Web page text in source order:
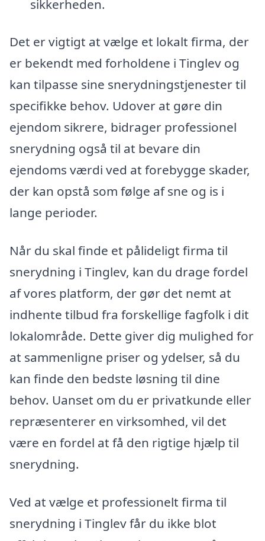
sikkerheden.
Det er vigtigt at vælge et lokalt firma, der
er bekendt med forholdene i Tinglev og
kan tilpasse sine snerydningstjenester til
specifikke behov. Udover at gøre din
ejendom sikrere, bidrager professionel
snerydning også til at bevare din
ejendoms værdi ved at forebygge skader,
der kan opstå som følge af sne og is i
lange perioder.
Når du skal finde et pålideligt firma til
snerydning i Tinglev, kan du drage fordel
af vores platform, der gør det nemt at
indhente tilbud fra forskellige fagfolk i dit
lokalområde. Dette giver dig mulighed for
at sammenligne priser og ydelser, så du
kan finde den bedste løsning til dine
behov. Uanset om du er privatkunde eller
repræsenterer en virksomhed, vil det
være en fordel at få den rigtige hjælp til
snerydning.
Ved at vælge et professionelt firma til
snerydning i Tinglev får du ikke blot